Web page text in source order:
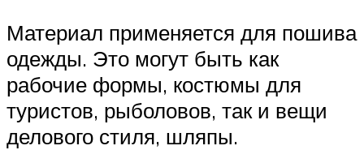
Материал применяется для пошива
одежды. Это могут быть как
рабочие формы, костюмы для
туристов, рыболовов, так и вещи
делового стиля, шляпы.